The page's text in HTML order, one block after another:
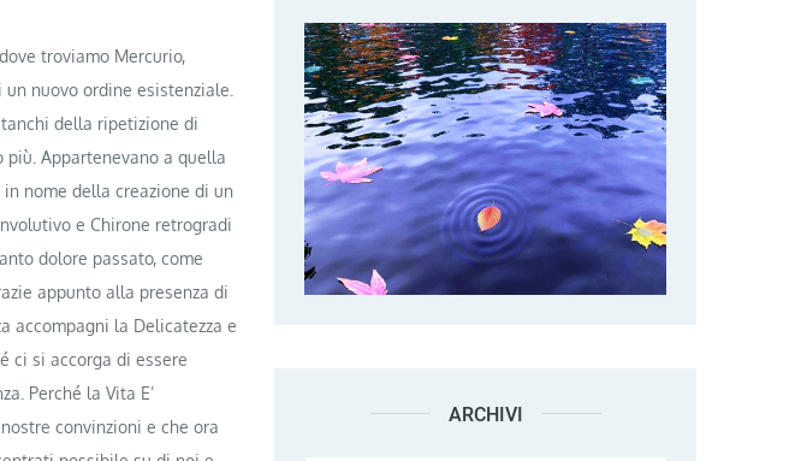
troviamo Mercurio,
nuovo ordine esistenziale.
della ripetizione di
Appartenevano a quella
nome della creazione di un
e Chirone retrogradi
dolore passato, come
appunto alla presenza di
accompagni la Delicatezza e
ci si accorga di essere
Perché la Vita E’
convinzioni e che ora
ARCHIVI Archivi